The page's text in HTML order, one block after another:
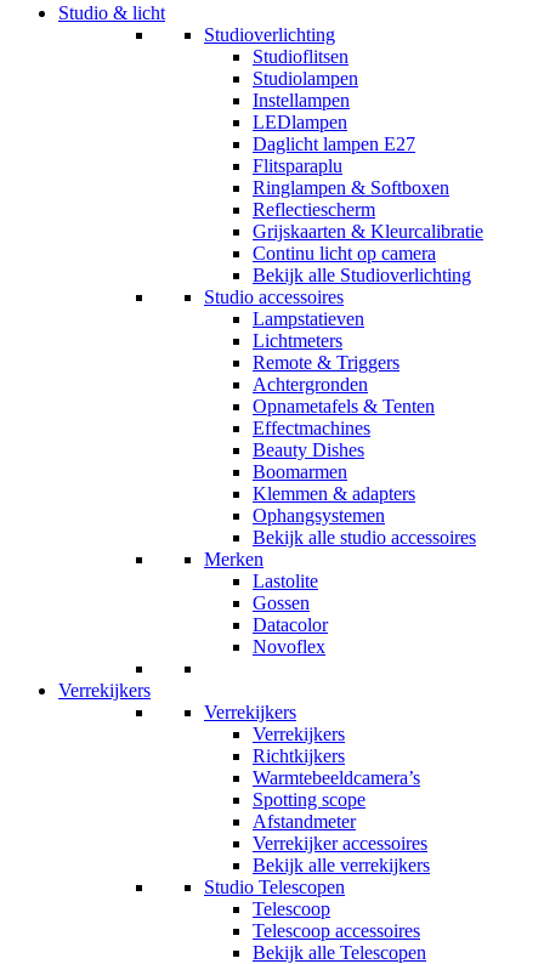
Studio & licht
Studioverlichting
Studioflitsen
Studiolampen
Instellampen
LEDlampen
Daglicht lampen E27
Flitsparaplu
Ringlampen & Softboxen
Reflectiescherm
Grijskaarten & Kleurcalibratie
Continu licht op camera
Bekijk alle Studioverlichting
Studio accessoires
Lampstatieven
Lichtmeters
Remote & Triggers
Achtergronden
Opnametafels & Tenten
Effectmachines
Beauty Dishes
Boomarmen
Klemmen & adapters
Ophangsystemen
Bekijk alle studio accessoires
Merken
Lastolite
Gossen
Datacolor
Novoflex
Verrekijkers
Verrekijkers
Verrekijkers
Richtkijkers
Warmtebeeldcamera’s
Spotting scope
Afstandmeter
Verrekijker accessoires
Bekijk alle verrekijkers
Studio Telescopen
Telescoop
Telescoop accessoires
Bekijk alle Telescopen